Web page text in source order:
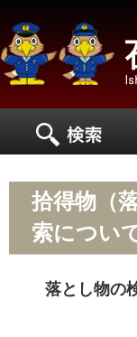
拾得物（
索につい
落とし物の